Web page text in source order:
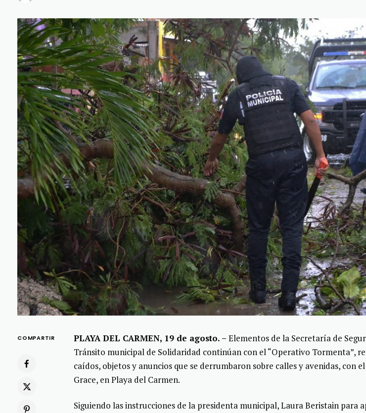
COMPARTIR PLAYA DEL CARMEN, 19 de agosto. – Elementos de la Secretaría de
Tránsito municipal de Solidaridad continúan con el “Operativo Tormenta”,
caídos, objetos y anuncios que se derrumbaron sobre calles y avenidas, con
Grace, en Playa del Carmen.
Siguiendo las instrucciones de la presidenta municipal, Laura Beristain para